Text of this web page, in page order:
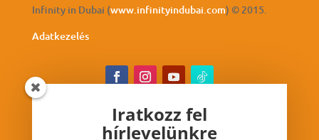
Infinity in Dubai (www.infinityindubai.com) © 2015.
Adatkezelés
Iratkozz fel
hírlevelünkre